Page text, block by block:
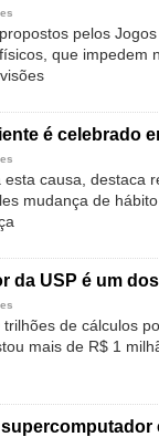
pelos
que impedem
é celebrado
esta causa, destaca
mudança de
da USP é um
de cálculos
mais de R$ 1